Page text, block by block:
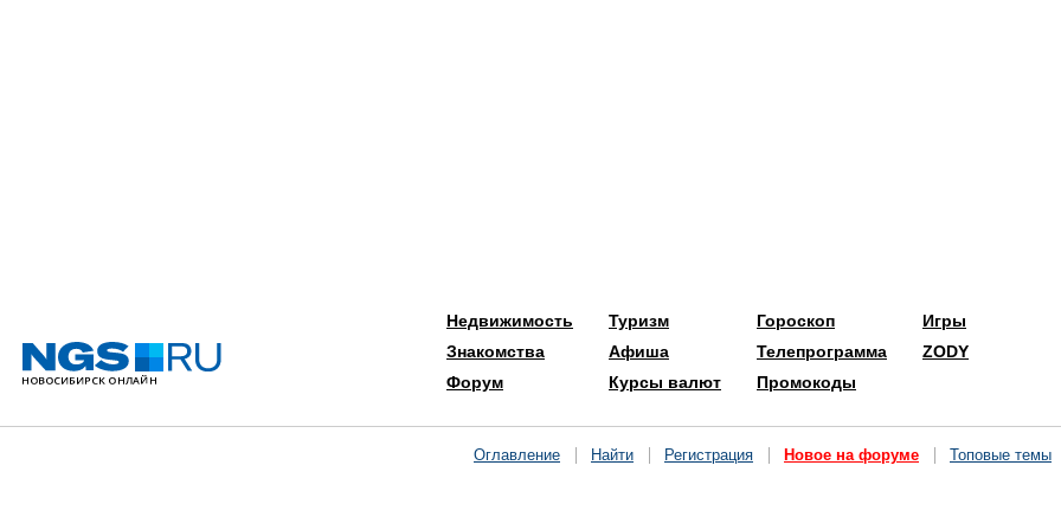
Недвижимость
Знакомства
Форум
Туризм
Афиша
Курсы валют
Гороскоп
Телепрограмма
Промокоды
Игры
ZODY
Оглавление Найти Регистрация Новое на форуме Топовые темы